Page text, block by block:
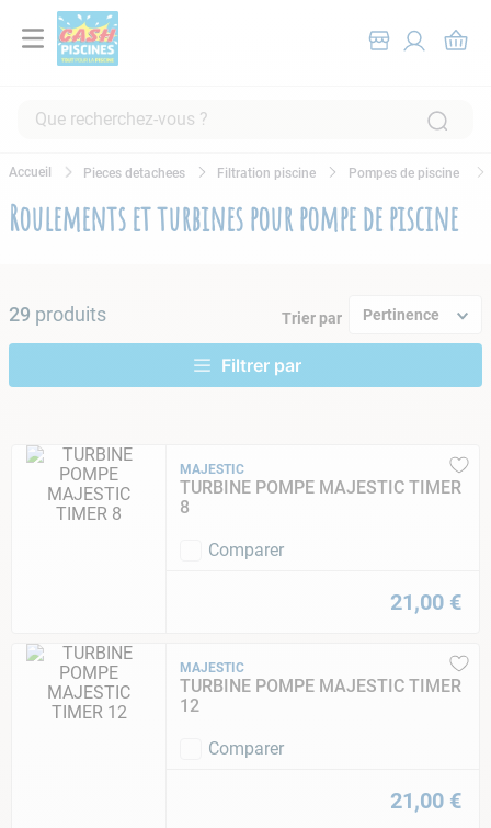
Que recherchez-vous ?
Pieces detachees Filtration piscine Pompes de piscine
Roulements et turbines pour pompe de piscine
29 produits Trier par Pertinence
MAJESTIC
TURBINE POMPE MAJESTIC TIMER
8
Comparer
21,00 €
MAJESTIC
TURBINE POMPE MAJESTIC TIMER
12
Comparer
21,00 €
2.
piscine hors sol
4.
5.
chlore
6.
tuyau
8.
skimmer
9.
aspirateur piscine